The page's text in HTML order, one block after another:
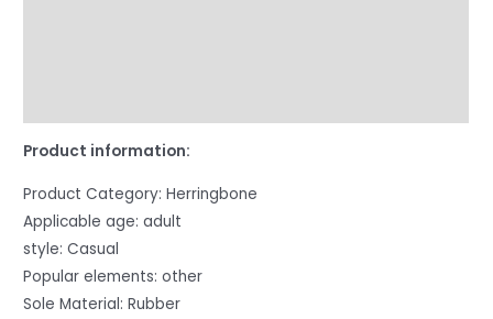
Product information:
Product Category: Herringbone
Applicable age: adult
style: Casual
Popular elements: other
Sole Material: Rubber